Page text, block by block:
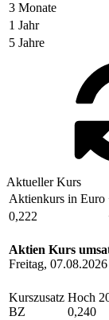
3 Monate
1 Jahr
5 Jahre
Aktueller Kurs
Aktienkurs in Euro
0,222
Aktien Kurs
Freitag,
Kurszusatz
BZ
Hoch
0,240